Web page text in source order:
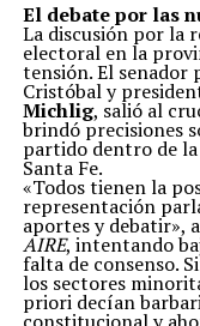
El debate por las
La discusión por la
electoral en la
tensión. El
Cristóbal y
Michlig, salió al
brindó precisiones
partido dentro de
Santa Fe.
«Todos tienen la
representación
aportes y debatir»,
AIRE, intentando
falta de consenso.
los sectores
priori decían